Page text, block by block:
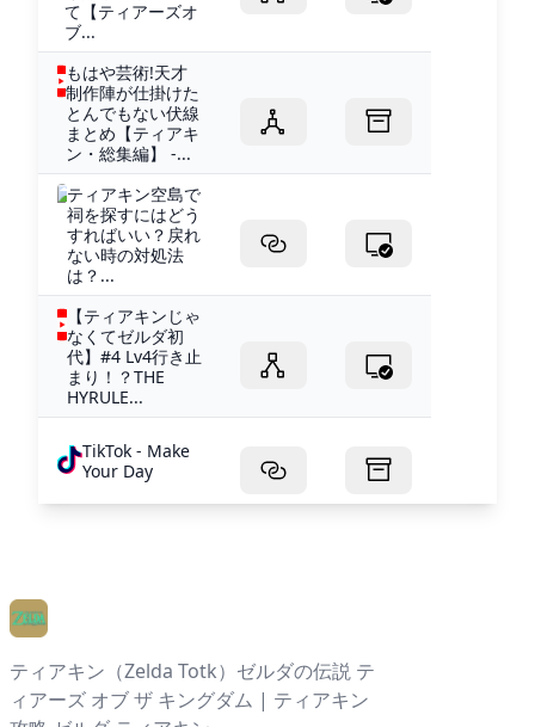
て【ティアーズオ
ブ...
もはや芸術!天才
制作陣が仕掛けた
とんでもない伏線
まとめ【ティアキ
ン・総集編】 -...
ティアキン空島で
祠を探すにはどう
すればいい？戻れ
ない時の対処法
は？...
【ティアキンじゃ
なくてゼルダ初
代】#4 Lv4行き止
まり！？THE
HYRULE...
TikTok - Make
Your Day
ティアキン（Zelda Totk）ゼルダの伝説 テ
ィアーズ オブ ザ キングダム | ティアキン